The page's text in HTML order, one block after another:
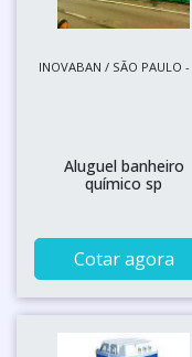
INOVABAN / SÃO PAULO -
Aluguel banheiro
químico sp
Cotar agora